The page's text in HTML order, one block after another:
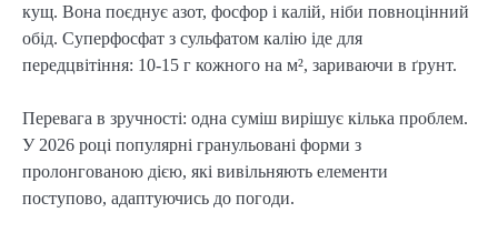
кущ. Вона поєднує азот, фосфор і калій, ніби повноцінний
обід. Суперфосфат з сульфатом калію іде для
передцвітіння: 10-15 г кожного на м², зариваючи в ґрунт.
Перевага в зручності: одна суміш вирішує кілька проблем.
У 2026 році популярні гранульовані форми з
пролонгованою дією, які вивільняють елементи
поступово, адаптуючись до погоди.